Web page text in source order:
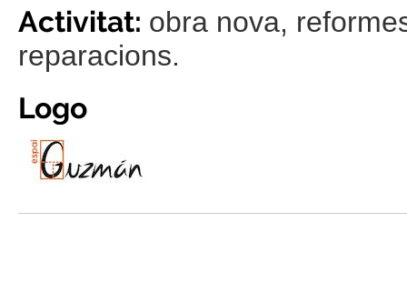
Activitat: obra nova,
reparacions.
Logo